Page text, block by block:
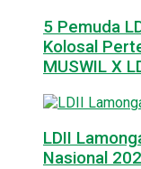
5 Pemuda
Kolosal
MUSWIL X
LDII
Nasional